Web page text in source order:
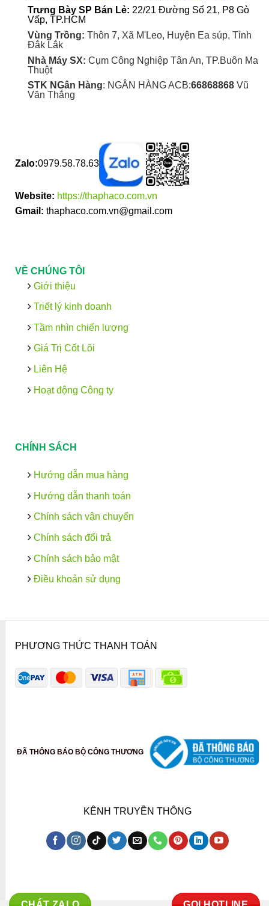
Trưng Bày SP Bán Lẻ: 22/21 Đường Số 21, P8 Gò
Vấp, TP.HCM
Vùng Trồng: Thôn 7, Xã M'Leo, Huyện Ea súp, Tỉnh
Đắk Lắk
Nhà Máy SX: Cụm Công Nghiệp Tân An, TP.Buôn Ma
Thuột
STK NGân Hàng: NGÂN HÀNG ACB:66868868Vũ
Văn Thắng
Zalo:0979.58.78.63
Website: https://thaphaco.com.vn
Gmail: thaphaco.com.vn@gmail.com
VỀ CHÚNG TÔI
Giới thiệu
Triết lý kinh doanh
Tầm nhìn chiến lượng
Giá Trị Cốt Lõi
Liên Hệ
Hoạt động Công ty
CHÍNH SÁCH
Hướng dẫn mua hàng
Hướng dẫn thanh toán
Chính sách vận chuyển
Chính sách đổi trả
Chính sách bảo mật
Điều khoản sử dụng
PHƯƠNG THỨC THANH TOÁN
ĐÃ THÔNG BÁO BỘ CÔNG THƯƠNG
KÊNH TRUYỀN THÔNG